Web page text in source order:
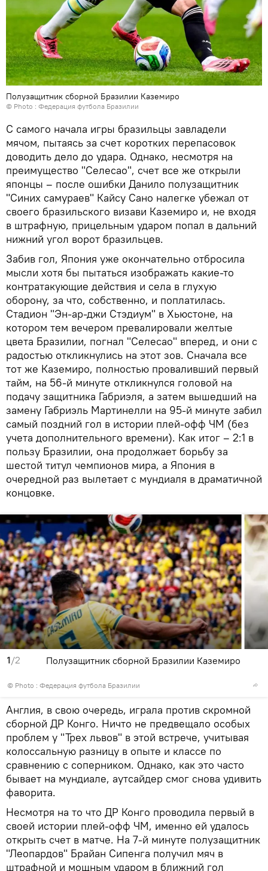
Полузащитник сборной Бразилии Каземиро
© Photo : Федерация футбола Бразилии
С самого начала игры бразильцы завладели
мячом, пытаясь за счет коротких перепасовок
доводить дело до удара. Однако, несмотря на
преимущество "Селесао", счет все же открыли
японцы – после ошибки Данило полузащитник
"Синих самураев" Кайсу Сано налегке убежал от
своего бразильского визави Каземиро и, не входя
в штрафную, прицельным ударом попал в дальний
нижний угол ворот бразильцев.
Забив гол, Япония уже окончательно отбросила
мысли хотя бы пытаться изображать какие-то
контратакующие действия и села в глухую
оборону, за что, собственно, и поплатилась.
Стадион "Эн-ар-джи Стэдиум" в Хьюстоне, на
котором тем вечером превалировали желтые
цвета Бразилии, погнал "Селесао" вперед, и они с
радостью откликнулись на этот зов. Сначала все
тот же Каземиро, полностью проваливший первый
тайм, на 56-й минуте откликнулся головой на
подачу защитника Габриэля, а затем вышедший на
замену Габриэль Мартинелли на 95-й минуте забил
самый поздний гол в истории плей-офф ЧМ (без
учета дополнительного времени). Как итог – 2:1 в
пользу Бразилии, она продолжает борьбу за
шестой титул чемпионов мира, а Япония в
очередной раз вылетает с мундиаля в драматичной
концовке.
1/2
© Photo : Федерация футбола Бразилии
Полузащитник сборной Бразилии Каземиро
Англия, в свою очередь, играла против скромной
сборной ДР Конго. Ничто не предвещало особых
проблем у "Трех львов" в этой встрече, учитывая
колоссальную разницу в опыте и классе по
сравнению с соперником. Однако, как это часто
бывает на мундиале, аутсайдер смог снова удивить
фаворита.
Несмотря на то что ДР Конго проводила первый в
своей истории плей-офф ЧМ, именно ей удалось
открыть счет в матче. На 7-й минуте полузащитник
"Леопардов" Брайан Сипенга получил мяч в
штрафной и мощным ударом в ближний гол